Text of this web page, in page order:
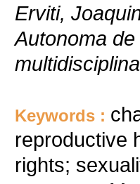
Erviti,
Autonoma
Keywords :
reproductive
rights;